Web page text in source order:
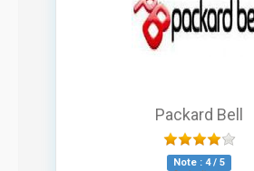
Packard Bell
Note : 4/ 5